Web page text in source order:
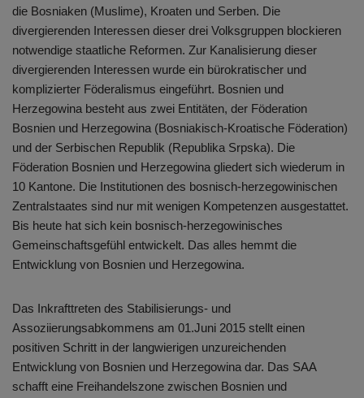
die Bosniaken (Muslime), Kroaten und Serben. Die
divergierenden Interessen dieser drei Volksgruppen blockieren
notwendige staatliche Reformen. Zur Kanalisierung dieser
divergierenden Interessen wurde ein bürokratischer und
komplizierter Föderalismus eingeführt. Bosnien und
Herzegowina besteht aus zwei Entitäten, der Föderation
Bosnien und Herzegowina (Bosniakisch-Kroatische Föderation)
und der Serbischen Republik (Republika Srpska). Die
Föderation Bosnien und Herzegowina gliedert sich wiederum in
10 Kantone. Die Institutionen des bosnisch-herzegowinischen
Zentralstaates sind nur mit wenigen Kompetenzen ausgestattet.
Bis heute hat sich kein bosnisch-herzegowinisches
Gemeinschaftsgefühl entwickelt. Das alles hemmt die
Entwicklung von Bosnien und Herzegowina.
Das Inkrafttreten des Stabilisierungs- und
Assoziierungsabkommens am 01.Juni 2015 stellt einen
positiven Schritt in der langwierigen unzureichenden
Entwicklung von Bosnien und Herzegowina dar. Das SAA
schafft eine Freihandelszone zwischen Bosnien und